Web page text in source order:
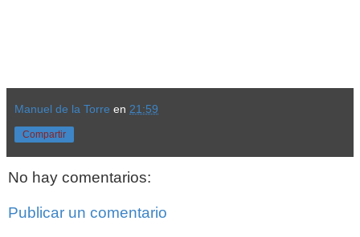
Manuel de la Torre en 21:59
Compartir
No hay comentarios:
Publicar un comentario